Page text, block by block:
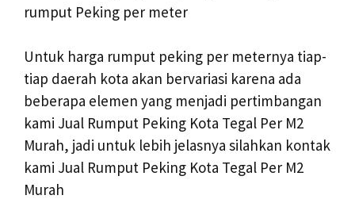
rumput Peking per meter
Untuk harga rumput peking per meternya tiap-
tiap daerah kota akan bervariasi karena ada
beberapa elemen yang menjadi pertimbangan
kami Jual Rumput Peking Kota Tegal Per M2
Murah, jadi untuk lebih jelasnya silahkan kontak
kami Jual Rumput Peking Kota Tegal Per M2
Murah